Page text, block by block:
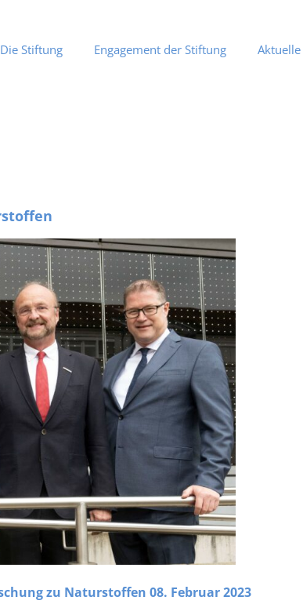
Die Stiftung Engagement der Stiftung
zu Naturstoffen 08. Februar 2023